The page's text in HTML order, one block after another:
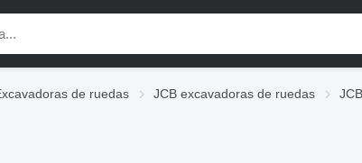
de ruedas JCB excavadoras de ruedas